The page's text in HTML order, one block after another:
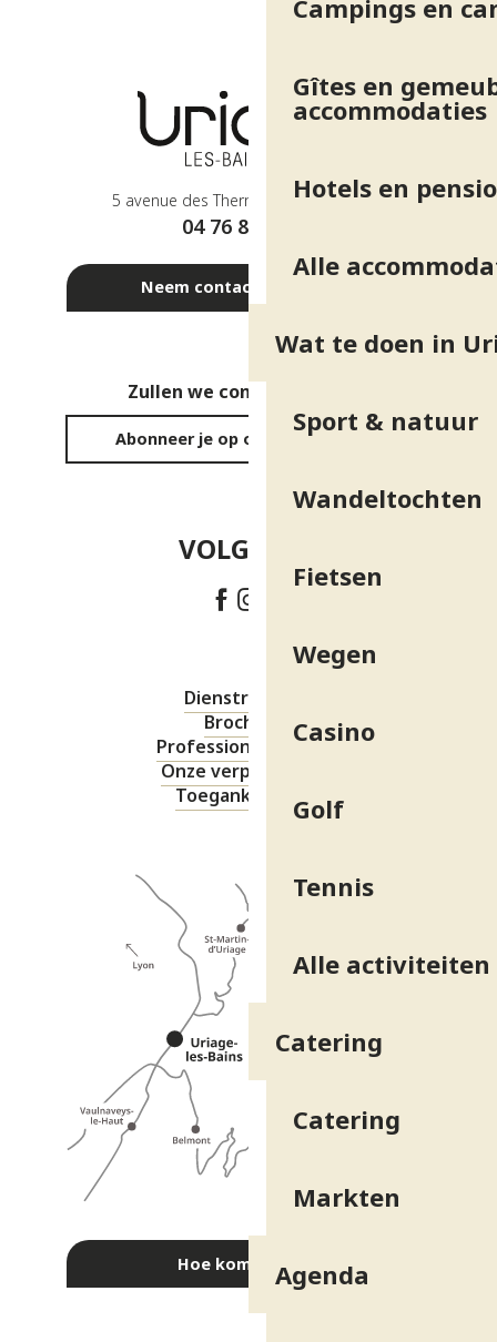
Campings en
Gîtes en
accommodaties
Hotels en
Alle
Wat te doen in
Sport & natuur
Wandeltochten
Fietsen
Wegen
Casino
Golf
Tennis
Alle activiteiten
Catering
Catering
Markten
Agenda
Institut de beauté Lauryne
Boulangerie Les 3 Elles
5 avenue des Thermes - 38410 Uriage
04 76 89 10 27
Neem contact met ons op
Zullen we contact houden?
Abonneer je op onze nieuwsbrief
VOLG ONS!
Dienstregeling
Brochures
Professionele ruimte
Onze verplichtingen
Toegankelijkheid
Hoe kom ik daar?